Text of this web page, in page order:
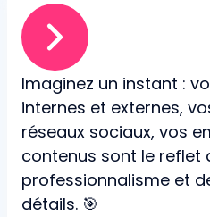
Imaginez un instant :
internes et externes,
réseaux sociaux, vos
contenus sont le reflet
professionnalisme et
détails. 🎯